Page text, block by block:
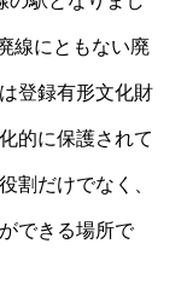
線にともない廃
登録有形文化財
的に保護されて
割だけでなく、
できる場所で